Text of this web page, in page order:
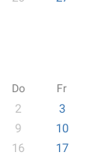
Do Fr
2 3
9 10
16 17